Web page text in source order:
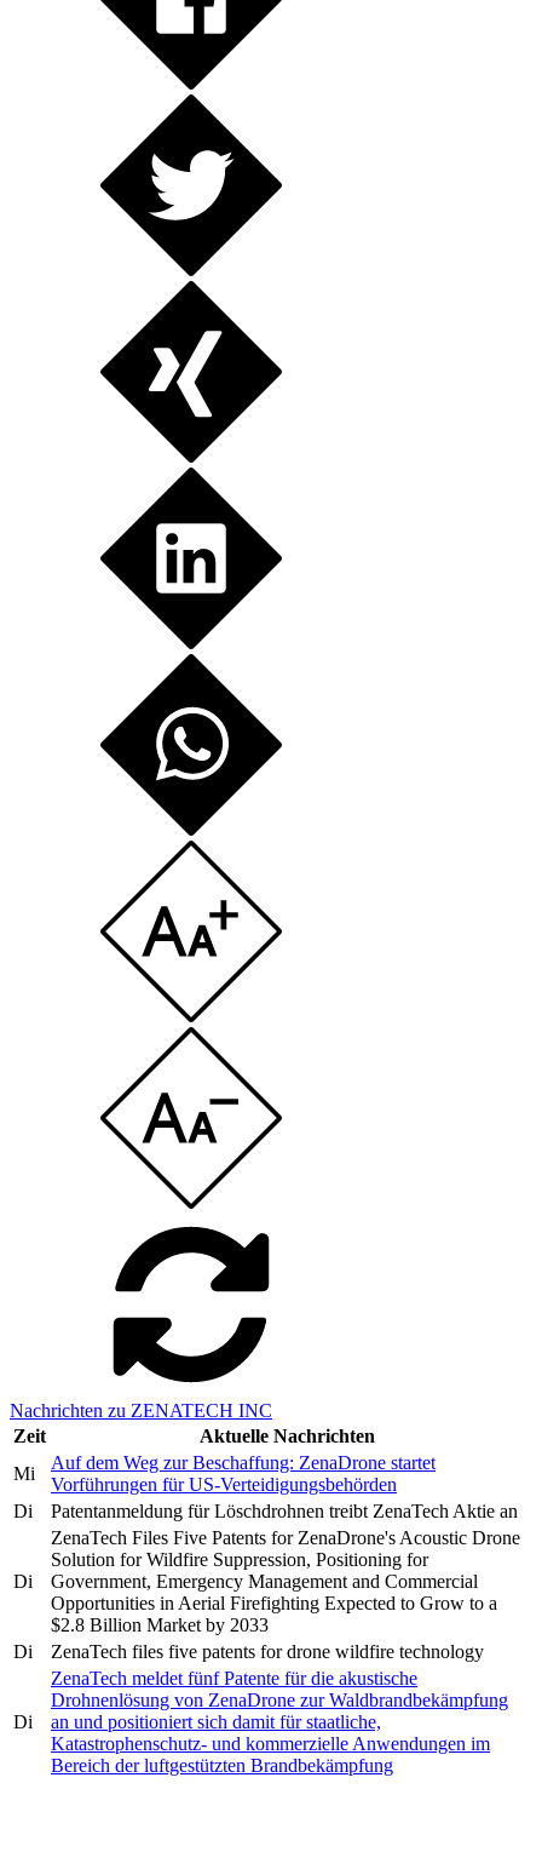
Nachrichten zu ZENATECH INC
Zeit
Aktuelle Nachrichten
Mi
Auf dem Weg zur Beschaffung: ZenaDrone startet
Vorführungen für US-Verteidigungsbehörden
Di
Patentanmeldung für Löschdrohnen treibt ZenaTech Aktie an
Di
ZenaTech Files Five Patents for ZenaDrone's Acoustic Drone
Solution for Wildfire Suppression, Positioning for
Government, Emergency Management and Commercial
Opportunities in Aerial Firefighting Expected to Grow to a
$2.8 Billion Market by 2033
Di
ZenaTech files five patents for drone wildfire technology
Di
ZenaTech meldet fünf Patente für die akustische
Drohnenlösung von ZenaDrone zur Waldbrandbekämpfung
an und positioniert sich damit für staatliche,
Katastrophenschutz- und kommerzielle Anwendungen im
Bereich der luftgestützten Brandbekämpfung